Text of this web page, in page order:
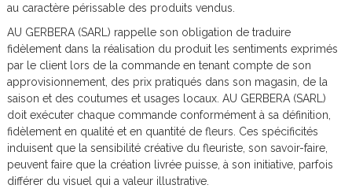
au caractère périssable des produits vendus.
AU GERBERA (SARL) rappelle son obligation de traduire
fidèlement dans la réalisation du produit les sentiments exprimés
par le client lors de la commande en tenant compte de son
approvisionnement, des prix pratiqués dans son magasin, de la
saison et des coutumes et usages locaux. AU GERBERA (SARL)
doit exécuter chaque commande conformément à sa définition,
fidèlement en qualité et en quantité de fleurs. Ces spécificités
induisent que la sensibilité créative du fleuriste, son savoir-faire,
peuvent faire que la création livrée puisse, à son initiative, parfois
différer du visuel qui a valeur illustrative.